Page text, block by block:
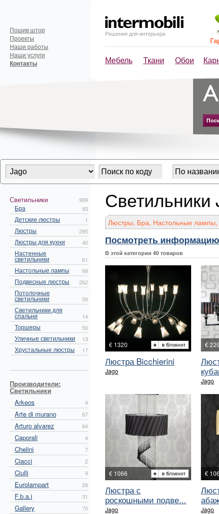
Решения для интерьера
Мебель Ткани Обои
Пошив штор
Проекты
Наши работы
Наши услуги
Контакты
Светильники 999
Бра 93
Детские люстры 1
Люстры 290
Люстры для кухни 40
Настенные
светильники 61
Настольные лампы 99
Подвесные люстры 262
Потолочные
светильники 59
Светильники для
спальни 14
Торшеры 50
Уличные светильники 13
Хрустальные люстры 17
Производители:
Светильники
Arkeos
4
Arte di murano 67
Arturo alvarez 64
Caporali 4
Chelini 7
Ciacci 2
Ciulli 9
Eurolampart 26
F.b.a.i 31
Gallery 70
Светильники
Люстры, Бра, Настольные лампы,
Посмотреть
В этой категории 40 товаров
€ 1320
Люстра Bicchierini
Jago
€
Jago
€ 1066
Люстра с
роскошными подве...
Jago
€
Jago